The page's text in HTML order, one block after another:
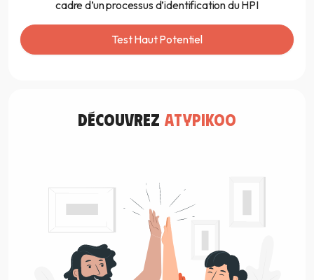
cadre d’un processus d’identification du HPI
Test Haut Potentiel
découvrez atypikoo